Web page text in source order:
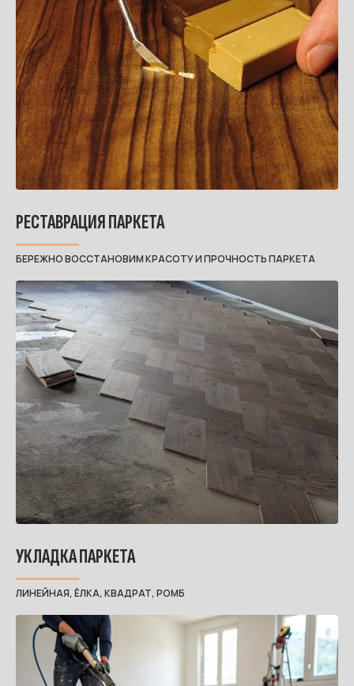
РЕСТАВРАЦИЯ ПАРКЕТА
БЕРЕЖНО ВОССТАНОВИМ КРАСОТУ И ПРОЧНОСТЬ ПАРКЕТА
УКЛАДКА ПАРКЕТА
ЛИНЕЙНАЯ, ЁЛКА, КВАДРАТ, РОМБ